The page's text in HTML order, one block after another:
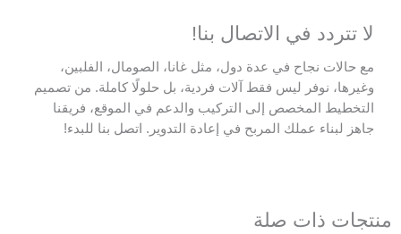
لا تتردد في الاتصال بنا!
مع حالات نجاح في عدة دول، مثل غانا، الصومال، الفلبين،
وغيرها، نوفر ليس فقط آلات فردية، بل حلولًا كاملة. من تصميم
التخطيط المخصص إلى التركيب والدعم في الموقع، فريقنا
جاهز لبناء عملك المربح في إعادة التدوير. اتصل بنا للبدء!
منتجات ذات صلة